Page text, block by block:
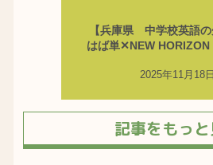
【兵庫県 中学校英語の
はば単✕NEW HORIZON
2025年11月18日
記事をもっ